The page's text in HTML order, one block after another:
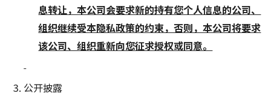
息转让，本公司会要求新的持有您个人信息的公司、
组织继续受本隐私政策的约束，否则，本公司将要求
该公司、组织重新向您征求授权或同意。
公开披露